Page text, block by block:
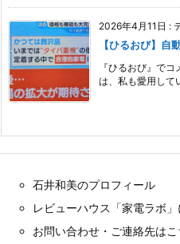
2026年4月11日 :
【ひるおび】自
『ひるおび』で
は、私も愛用して
石井和美のプロフィール
レビューハウス「家電ラボ
お問い合わせ・ご連絡先はこ